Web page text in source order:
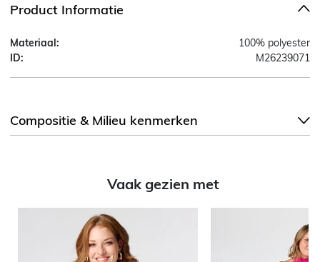
Product Informatie
Materiaal:
100% polyester
ID:
M26239071
Compositie & Milieu kenmerken
Vaak gezien met